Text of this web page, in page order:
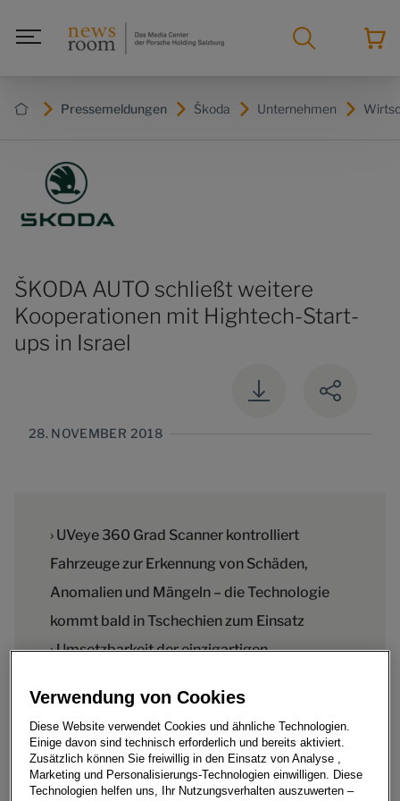
Pressemeldungen Škoda Unternehmen
ŠKODA AUTO schließt weitere
Kooperationen mit Hightech-Start-
ups in Israel
28. NOVEMBER 2018
› UVeye 360 Grad Scanner kontrolliert
Fahrzeuge zur Erkennung von Schäden,
Anomalien und Mängeln – die Technologie
kommt bald in Tschechien zum Einsatz
› Umsetzbarkeit der einzigartigen
wird geprüft
› Drei Services auf Basis der KI-Software von
Anagog stehen kurz vor der Umsetzung bei
ŠKODA
Verwendung von Cookies
Diese Website verwendet Cookies und ähnliche Technologien.
Einige davon sind technisch erforderlich und bereits aktiviert.
Zusätzlich können Sie freiwillig in den Einsatz von Analyse ,
Marketing und Personalisierungs-Technologien einwilligen. Diese
Technologien helfen uns, Ihr Nutzungsverhalten auszuwerten –